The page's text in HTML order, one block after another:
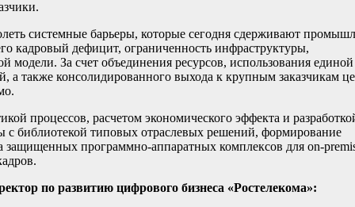
системные барьеры, которые сегодня сдерживают
кадровый дефицит, ограниченность инфраструктуры,
модели. За счет объединения ресурсов, использования единой
а также консолидированного выхода к крупным заказчикам
процессов, расчетом экономического эффекта и
с библиотекой типовых отраслевых решений, формирование
программно-аппаратных комплексов для on-
по развитию цифрового бизнеса «Ростелекома»: